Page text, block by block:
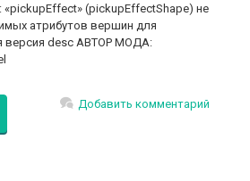
(pickupEffectShape) не
атрибутов вершин для
версия desc АВТОР МОДА:
Добавить комментарий